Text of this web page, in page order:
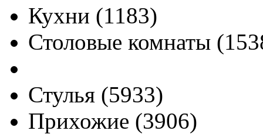
Кухни (1183)
Столовые комнаты (
Стулья (5933)
Прихожие (3906)